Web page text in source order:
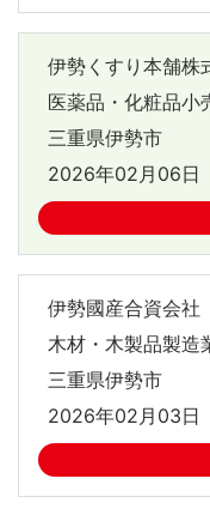
伊勢くすり本舗株
医薬品・化粧品小
三重県伊勢市
2026年02月06日
伊勢國産合資会社
木材・木製品製造
三重県伊勢市
2026年02月03日